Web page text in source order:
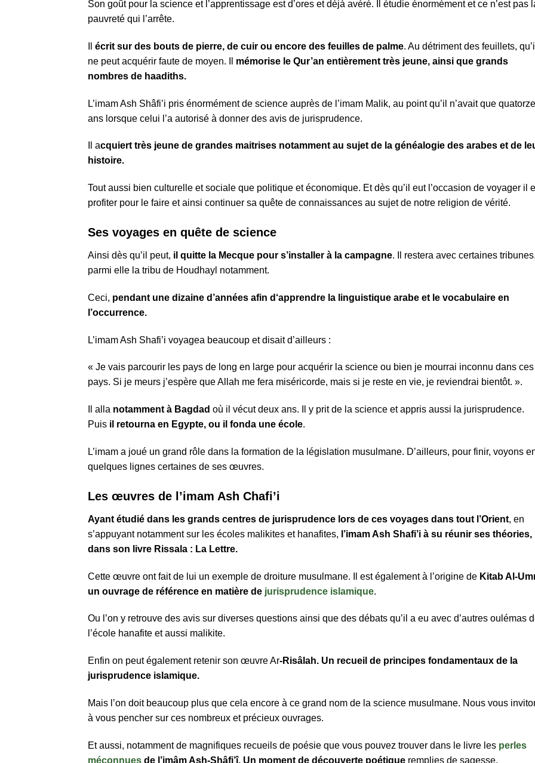
Son goût pour la science et l’apprentissage est d’ores et déjà avéré. Il étudie énormément et ce n’est pas
pauvreté qui l’arrête.
écrit sur des bouts de pierre, de cuir ou encore des feuilles de palme. Au détriment des feuillets, qu’il
ne peut acquérir faute de moyen. Il
mémorise le Qur’an entièrement très jeune, ainsi que grands
nombres de haadiths.
L’imam Ash Shâfi’i pris énormément de science auprès de l’imam Malik, au point qu’il n’avait que quatorze
ans lorsque celui l’a autorisé à donner des avis de jurisprudence.
Il acquiert très jeune de grandes maitrises notamment au sujet de la généalogie des arabes et de
histoire.
Tout aussi bien culturelle et sociale que politique et économique. Et dès qu’il eut l’occasion de voyager il
profiter pour le faire et ainsi continuer sa quête de connaissances au sujet de notre religion de vérité.
Ses voyages en quête de science
Ainsi dès qu’il peut, il quitte la Mecque pour s’installer à la campagne. Il restera avec certaines tribunes,
parmi elle la tribu de Houdhayl notamment.
Ceci, pendant une dizaine d’années afin d‘apprendre la linguistique arabe et le vocabulaire en
l’occurrence.
L’imam Ash Shafi’i voyagea beaucoup et disait d’ailleurs :
« Je vais parcourir les pays de long en large pour acquérir la science ou bien je mourrai inconnu dans ces
pays. Si je meurs j’espère que Allah me fera miséricorde, mais si je reste en vie, je reviendrai bientôt. ».
Il alla notamment à Bagdad où il vécut deux ans. Il y prit de la science et appris aussi la jurisprudence.
Puis il retourna en Egypte, ou il fonda une école.
L’imam a joué un grand rôle dans la formation de la législation musulmane. D’ailleurs, pour finir, voyons
quelques lignes certaines de ses œuvres.
Les œuvres de l’imam Ash Chafi’i
Ayant étudié dans les grands centres de jurisprudence lors de ces voyages dans tout l’Orient, en
s’appuyant notamment sur les écoles malikites et hanafites, l’imam Ash Shafi’i à su réunir ses théories,
dans son livre Rissala : La Lettre.
Cette œuvre ont fait de lui un exemple de droiture musulmane. Il est également à l’origine de Kitab Al-
un ouvrage de référence en matière de jurisprudence islamique.
Ou l’on y retrouve des avis sur diverses questions ainsi que des débats qu’il a eu avec d’autres oulémas
l’école hanafite et aussi malikite.
Enfin on peut également retenir son œuvre Ar-Risâlah. Un recueil de principes fondamentaux de la
jurisprudence islamique.
Mais l’on doit beaucoup plus que cela encore à ce grand nom de la science musulmane. Nous vous
à vous pencher sur ces nombreux et précieux ouvrages.
Et aussi, notamment de magnifiques recueils de poésie que vous pouvez trouver dans le livre les perles
méconnues de l’imâm Ash-Shâfi’î. Un moment de découverte poétique remplies de sagesse.